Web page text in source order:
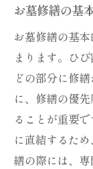
お墓修繕の基
お墓修繕の基
まります。ひ
どの部分に修
に、修繕の優
ることが重要
に直結するた
繕の際には、